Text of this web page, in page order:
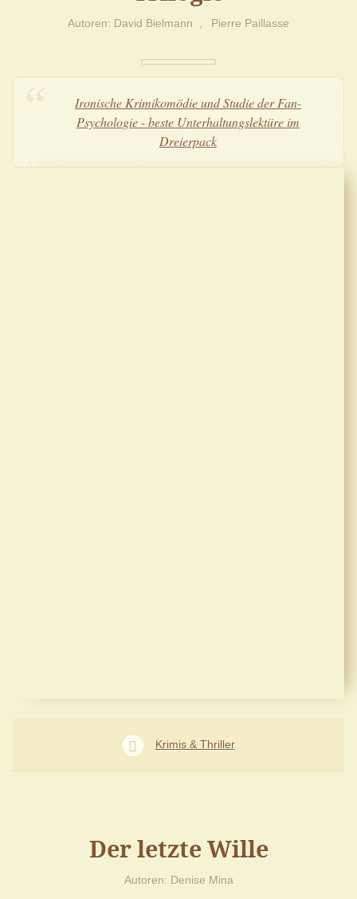
Autoren David Bielmann Pierre Paillasse
Ironische Krimikomödie und Studie der Fan-
Psychologie - beste Unterhaltungslektüre im
Dreierpack
Krimis & Thriller
Der letzte Wille
Autoren Denise Mina